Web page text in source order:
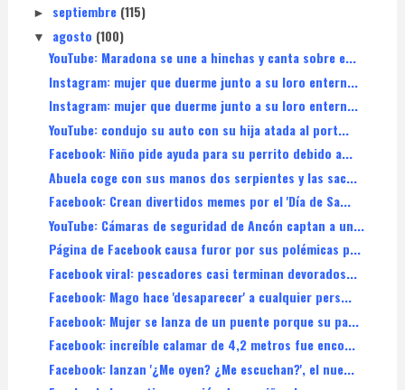
► septiembre (115)
▼ agosto (100)
YouTube: Maradona se une a hinchas y canta sobre e...
Instagram: mujer que duerme junto a su loro entern...
Instagram: mujer que duerme junto a su loro entern...
YouTube: condujo su auto con su hija atada al port...
Facebook: Niño pide ayuda para su perrito debido a...
Abuela coge con sus manos dos serpientes y las sac...
Facebook: Crean divertidos memes por el 'Día de Sa...
YouTube: Cámaras de seguridad de Ancón captan a un...
Página de Facebook causa furor por sus polémicas p...
Facebook viral: pescadores casi terminan devorados...
Facebook: Mago hace 'desaparecer' a cualquier pers...
Facebook: Mujer se lanza de un puente porque su pa...
Facebook: increíble calamar de 4,2 metros fue enco...
Facebook: lanzan '¿Me oyen? ¿Me escuchan?', el nue...